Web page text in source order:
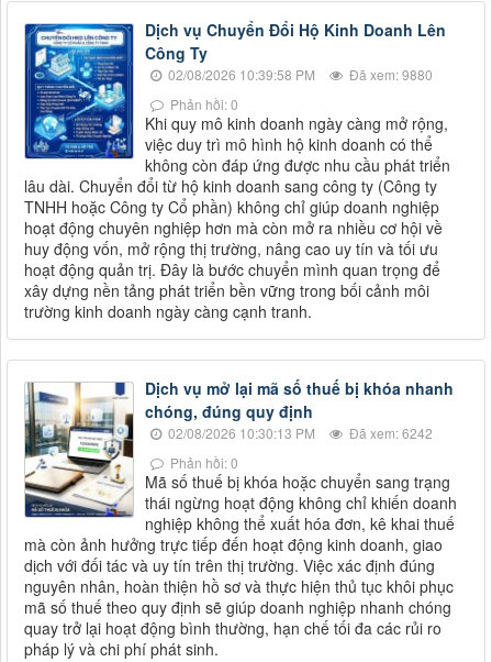
Dịch vụ Chuyển Đổi Hộ Kinh Doanh Lên
Công Ty
02/08/2026 10:39:58 PM
Đã xem: 9880
Phản hồi: 0
Khi quy mô kinh doanh ngày càng mở rộng,
việc duy trì mô hình hộ kinh doanh có thể
không còn đáp ứng được nhu cầu phát triển
lâu dài. Chuyển đổi từ hộ kinh doanh sang công ty (Công ty
TNHH hoặc Công ty Cổ phần) không chỉ giúp doanh nghiệp
hoạt động chuyên nghiệp hơn mà còn mở ra nhiều cơ hội về
huy động vốn, mở rộng thị trường, nâng cao uy tín và tối ưu
hoạt động quản trị. Đây là bước chuyển mình quan trọng để
xây dựng nền tảng phát triển bền vững trong bối cảnh môi
trường kinh doanh ngày càng cạnh tranh.
Dịch vụ mở lại mã số thuế bị khóa nhanh
chóng, đúng quy định
02/08/2026 10:30:13 PM
Đã xem: 6242
Phản hồi: 0
Mã số thuế bị khóa hoặc chuyển sang trạng
thái ngừng hoạt động không chỉ khiến doanh
nghiệp không thể xuất hóa đơn, kê khai thuế
mà còn ảnh hưởng trực tiếp đến hoạt động kinh doanh, giao
dịch với đối tác và uy tín trên thị trường. Việc xác định đúng
nguyên nhân, hoàn thiện hồ sơ và thực hiện thủ tục khôi phục
mã số thuế theo quy định sẽ giúp doanh nghiệp nhanh chóng
quay trở lại hoạt động bình thường, hạn chế tối đa các rủi ro
pháp lý và chi phí phát sinh.